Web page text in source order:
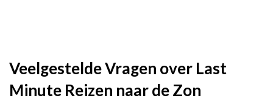
Veelgestelde Vragen over Last
Minute Reizen naar de Zon